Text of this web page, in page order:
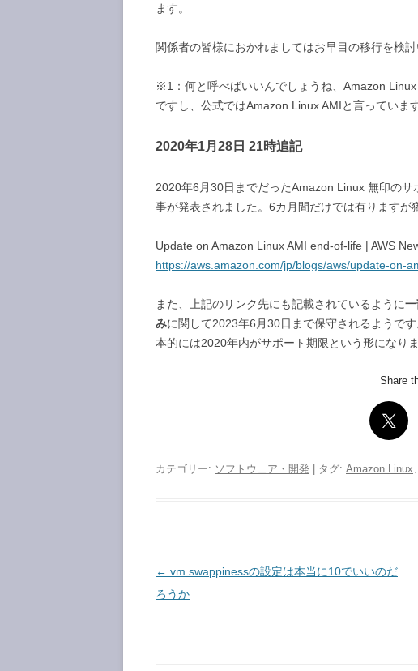
ます。
関係者の皆様におかれましてはお早目の移行を検討
※1：何と呼べばいいんでしょうね、Amazon
ですし、公式ではAmazon Linux AMIと言っていま
2020年1月28日 21時追記
2020年6月30日までだったAmazon Linux 無印のサ
事が発表されました。6カ月間だけでは有りますが
Update on Amazon Linux AMI end-of-life | AWS
https://aws.amazon.com/jp/blogs/aws/update-on-
また、上記のリンク先にも記載されているように
みに関して2023年6月30日まで保守されるようで
本的には2020年内がサポート期限という形になりま
Share
カテゴリー: ソフトウェア・開発 | タグ: Amazon Linux、
投
稿
← vm.swappinessの設定は本当に10でいいのだ
ろうか